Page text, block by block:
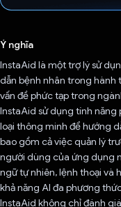
Ý nghĩa
InstaAid là một trợ lý sử
dẫn bệnh nhân trong hành
vấn đề phức tạp trong
InstaAid sử dụng tính
loại thông minh để hướng
bao gồm cả việc quản lý
người dùng của ứng dụng
ngữ tự nhiên, lệnh thoại và
khả năng AI đa phương
InstaAid không chỉ đánh